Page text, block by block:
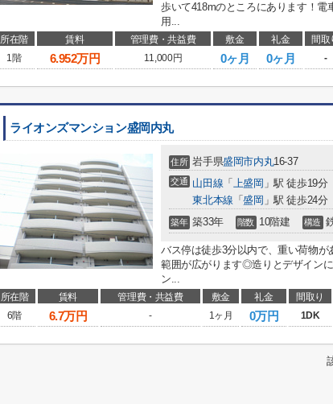
歩いて418mのところにあります！電
用...
所在階 賃料 管理費・共益費 敷金 礼金 間取
1階
6.952万円 11,000円 0ヶ月 0ヶ月 -
ライオンズマンション盛岡内丸
住所 岩手県盛岡市内丸16-37
交通 山田線 「 上盛岡 」駅 徒歩19分
東北本線 「盛岡 」駅 徒歩24分
築年 築33年 階数 10階建 構造
バス停は徒歩3分以内で、重い荷物
範囲が広がります◎造りとデザイン
ン...
所在階 賃料 管理費・共益費 敷金 礼金 間取り
6階
6.7万円 - 1ヶ月 0万円 1DK